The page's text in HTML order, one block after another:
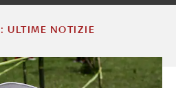
ULTIME NOTIZIE